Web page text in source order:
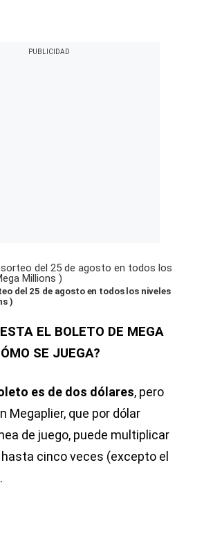
del 25 de agosto en todos los niveles
)
EL BOLETO DE MEGA
SE JUEGA?
es de dos dólares, pero
Megaplier, que por dólar
de juego, puede multiplicar
cinco veces (excepto el